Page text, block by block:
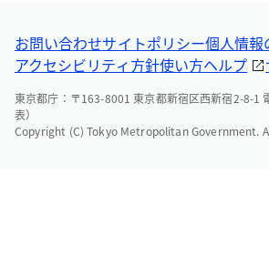
お問い合わせサイトポリシー個人情報
アクセシビリティ方針使い方ヘルプ
東京都庁：〒163-8001 東京都新宿区西新宿2-8-1
表）
Copyright (C) Tokyo Metropolitan Government.